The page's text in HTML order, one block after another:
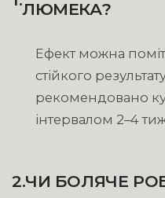
ЛЮМЕКА?
Ефект можна
стійкого
рекомендовано
інтервалом 2–4
2.ЧИ БОЛЯЧЕ